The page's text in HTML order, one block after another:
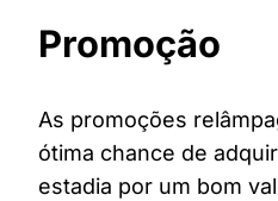
Promoção
As promoções
ótima chance de
estadia por um bom